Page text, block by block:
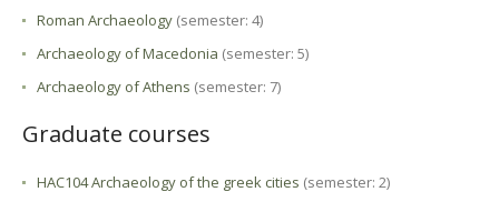
Roman Archaeology(semester: 4)
Archaeology of Macedonia (semester: 5)
Archaeology of Athens (semester: 7)
Graduate courses
HAC104 Archaeology of the greek cities (semester: 2)